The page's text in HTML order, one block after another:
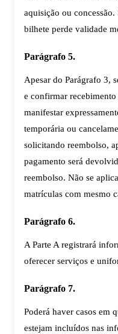
aquisição ou
bilhete perde validade
Parágrafo 5.
Apesar do Parágrafo 3,
e confirmar
manifestar
temporária ou
solicitando reembolso,
pagamento será
reembolso. Não se
matrículas com mesmo
Parágrafo 6.
A Parte A registrará
oferecer serviços e
Parágrafo 7.
Poderá haver casos em
estejam incluídos nas